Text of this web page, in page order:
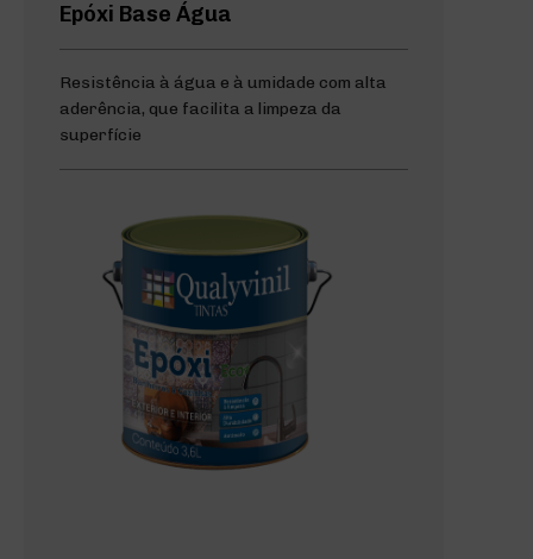
Epóxi Base Água
Resistência à água e à umidade com alta
aderência, que facilita a limpeza da
superfície